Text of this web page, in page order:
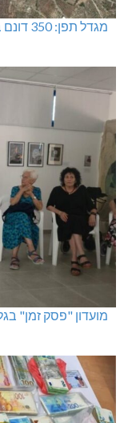
מגדל תפן: 350 דונם במתחם חדש
מועדון "פסק זמן"